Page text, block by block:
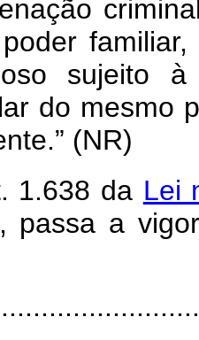
sujeito
do mesmo
(NR)
1.638 da Lei
, passa a